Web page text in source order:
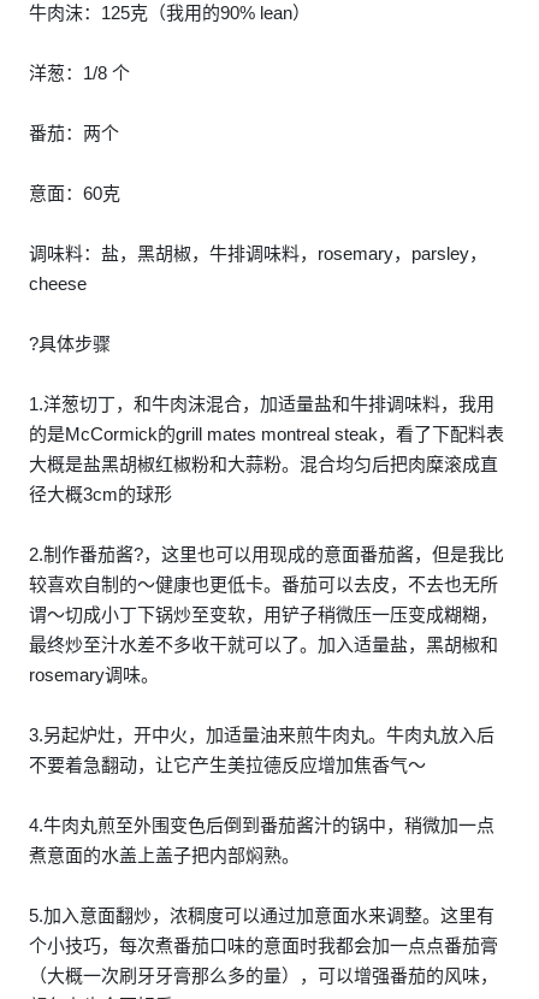
牛肉沫：125克（我用的90% lean）
洋葱：1/8 个
番茄：两个
意面：60克
调味料：盐，黑胡椒，牛排调味料，rosemary，parsley，
cheese
?具体步骤
1.洋葱切丁，和牛肉沫混合，加适量盐和牛排调味料，我用
的是McCormick的grill mates montreal steak，看了下配料表
大概是盐黑胡椒红椒粉和大蒜粉。混合均匀后把肉糜滚成直
径大概3cm的球形
2.制作番茄酱?，这里也可以用现成的意面番茄酱，但是我比
较喜欢自制的～健康也更低卡。番茄可以去皮，不去也无所
谓～切成小丁下锅炒至变软，用铲子稍微压一压变成糊糊，
最终炒至汁水差不多收干就可以了。加入适量盐，黑胡椒和
rosemary调味。
3.另起炉灶，开中火，加适量油来煎牛肉丸。牛肉丸放入后
不要着急翻动，让它产生美拉德反应增加焦香气～
4.牛肉丸煎至外围变色后倒到番茄酱汁的锅中，稍微加一点
煮意面的水盖上盖子把内部焖熟。
5.加入意面翻炒，浓稠度可以通过加意面水来调整。这里有
个小技巧，每次煮番茄口味的意面时我都会加一点点番茄膏
（大概一次刷牙牙膏那么多的量），可以增强番茄的风味，